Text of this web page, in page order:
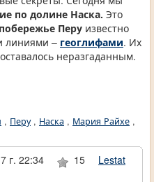
по долине Наска. Это
Перу известно
линиями – геоглифами. Их
неразгаданным.
, Перу, Наска , Мария Райхе ,
г. 22:34 15
Lestat